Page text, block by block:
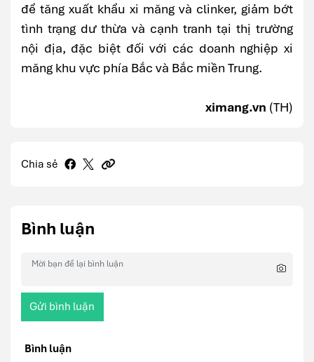
để tăng xuất khẩu xi măng và clinker, giảm bớt
tình trạng dư thừa và cạnh tranh tại thị trường
nội địa, đặc biệt đối với các doanh nghiệp xi
măng khu vực phía Bắc và Bắc miền Trung.
ximang.vn (TH)
Chia sẻ
Bình luận
Gửi bình luận
Bình luận